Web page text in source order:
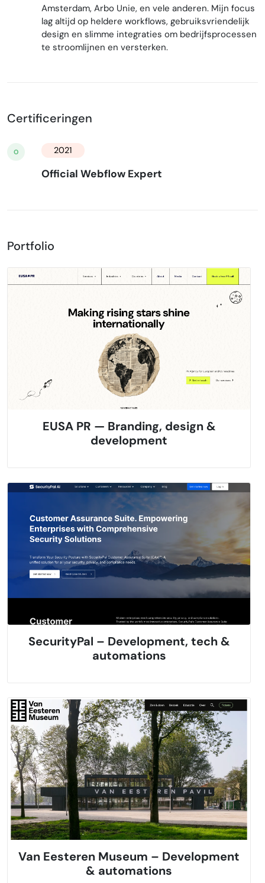
Amsterdam, Arbo Unie, en vele anderen. Mijn focus
lag altijd op heldere workflows, gebruiksvriendelijk
design en slimme integraties om bedrijfsprocessen
te stroomlijnen en versterken.
Certificeringen
O 2021
Official Webflow Expert
Portfolio
EUSA PR — Branding, design &
development
SecurityPal – Development, tech &
automations
Van Eesteren Museum – Development
& automations